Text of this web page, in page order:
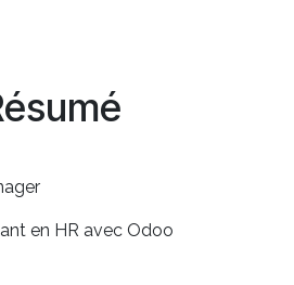
en HR avec Odoo